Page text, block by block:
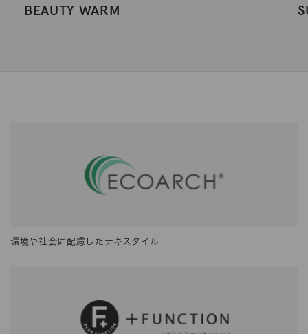
BEAUTY WARM
環境や社会に配慮したテキスタイル